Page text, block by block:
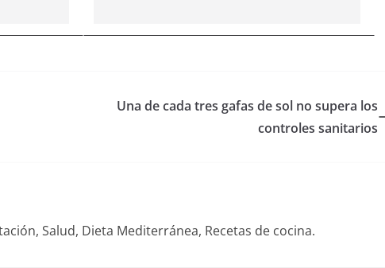
Una de cada tres gafas de sol no supera los
controles sanitarios
Salud, Dieta Mediterránea, Recetas de cocina.